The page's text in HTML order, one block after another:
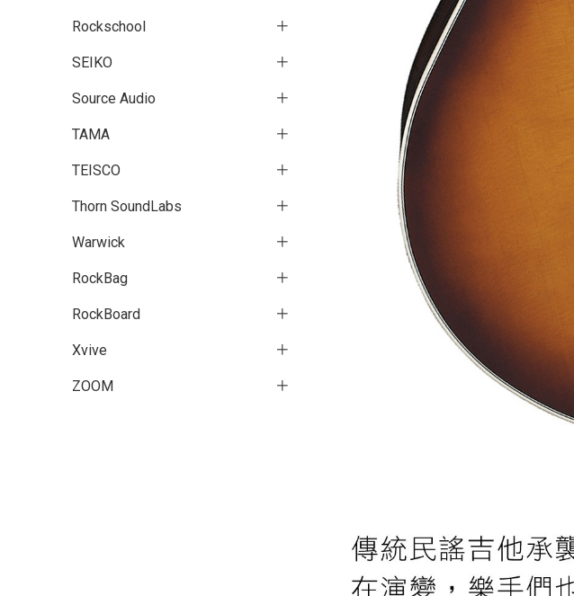
Rockschool
SEIKO
Source Audio
TAMA
TEISCO
Thorn SoundLabs
Warwick
RockBag
RockBoard
Xvive
ZOOM